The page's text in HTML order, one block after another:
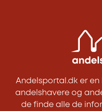
Andelsportal.dk er
andelshavere og
de finde alle de